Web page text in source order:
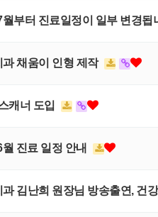
월부터 진료일정이 일부 변경됩
과 채움이 인형 제작
캐너 도입
진료 일정 안내
과 김난희 원장님 방송출연, 건